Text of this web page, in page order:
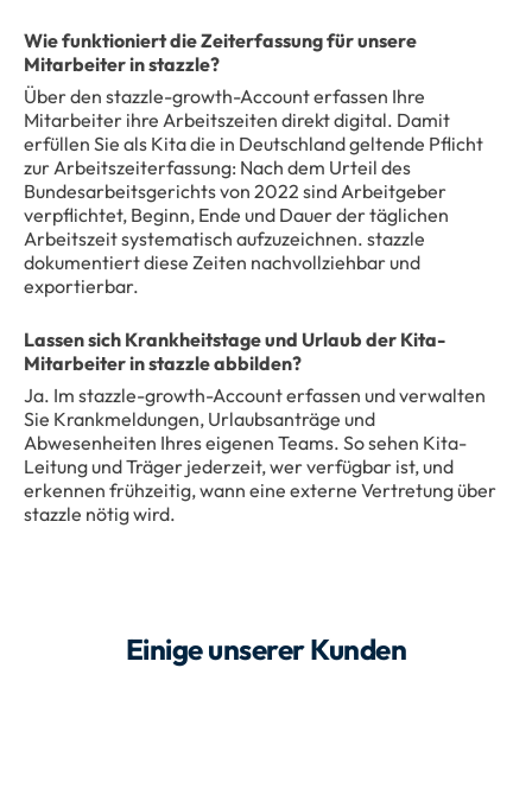
Wie funktioniert die Zeiterfassung für unsere
Mitarbeiter in stazzle?
Über den stazzle-growth-Account erfassen Ihre
Mitarbeiter ihre Arbeitszeiten direkt digital. Damit
erfüllen Sie als Kita die in Deutschland geltende Pflicht
zur Arbeitszeiterfassung: Nach dem Urteil des
Bundesarbeitsgerichts von 2022 sind Arbeitgeber
verpflichtet, Beginn, Ende und Dauer der täglichen
Arbeitszeit systematisch aufzuzeichnen. stazzle
dokumentiert diese Zeiten nachvollziehbar und
exportierbar.
Lassen sich Krankheitstage und Urlaub der Kita-
Mitarbeiter in stazzle abbilden?
Ja. Im stazzle-growth-Account erfassen und verwalten
Sie Krankmeldungen, Urlaubsanträge und
Abwesenheiten Ihres eigenen Teams. So sehen Kita-
Leitung und Träger jederzeit, wer verfügbar ist, und
erkennen frühzeitig, wann eine externe Vertretung über
stazzle nötig wird.
Einige unserer Kunden